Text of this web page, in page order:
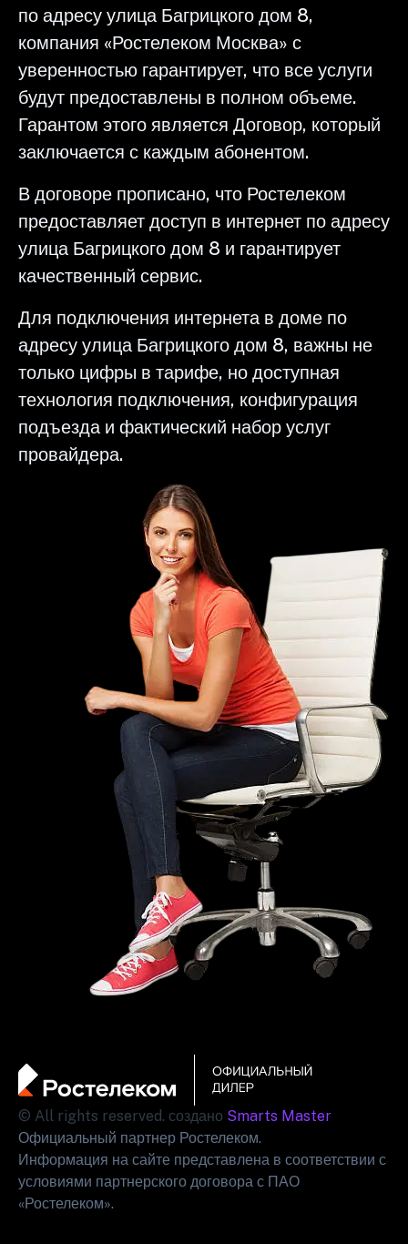
по адресу улица Багрицкого дом 8,
компания «Ростелеком Москва» с
уверенностью гарантирует, что все услуги
будут предоставлены в полном объеме.
Гарантом этого является Договор, который
заключается с каждым абонентом.
В договоре прописано, что Ростелеком
предоставляет доступ в интернет по адресу
улица Багрицкого дом 8 и гарантирует
качественный сервис.
Для подключения интернета в доме по
адресу улица Багрицкого дом 8, важны не
только цифры в тарифе, но доступная
технология подключения, конфигурация
подъезда и фактический набор услуг
провайдера.
© All rights reserved. создано Smarts Master
Официальный партнер Ростелеком.
Информация на сайте представлена в соответствии с
условиями партнерского договора с ПАО
«Ростелеком».